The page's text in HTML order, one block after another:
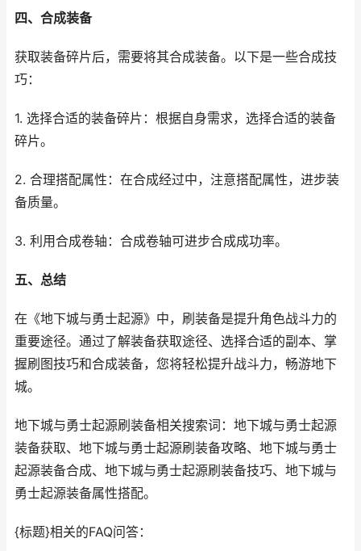
四、合成装备
获取装备碎片后，需要将其合成装备。以下是一些合成技
巧：
1. 选择合适的装备碎片：根据自身需求，选择合适的装备
碎片。
2. 合理搭配属性：在合成经过中，注意搭配属性，进步装
备质量。
3. 利用合成卷轴：合成卷轴可进步合成成功率。
五、总结
在《地下城与勇士起源》中，刷装备是提升角色战斗力的
重要途径。通过了解装备获取途径、选择合适的副本、掌
握刷图技巧和合成装备，您将轻松提升战斗力，畅游地下
城。
地下城与勇士起源刷装备相关搜索词：地下城与勇士起源
装备获取、地下城与勇士起源刷装备攻略、地下城与勇士
起源装备合成、地下城与勇士起源刷装备技巧、地下城与
勇士起源装备属性搭配。
{标题}相关的FAQ问答：